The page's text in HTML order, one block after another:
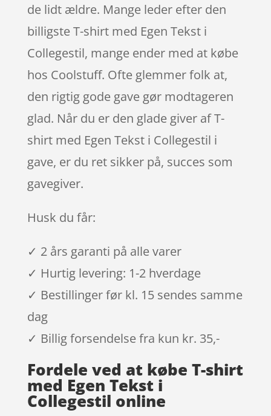
de lidt ældre. Mange leder efter den
billigste T-shirt med Egen Tekst i
Collegestil, mange ender med at købe
hos Coolstuff. Ofte glemmer folk at,
den rigtig gode gave gør modtageren
glad. Når du er den glade giver af T-
shirt med Egen Tekst i Collegestil i
gave, er du ret sikker på, succes som
gavegiver.
Husk du får:
✓ 2 års garanti på alle varer
✓ Hurtig levering: 1-2 hverdage
✓ Bestillinger før kl. 15 sendes samme
dag
✓ Billig forsendelse fra kun kr. 35,-
Fordele ved at købe T-shirt
med Egen Tekst i
Collegestil online